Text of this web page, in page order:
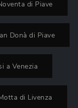
di Piave
Donà di Piave
a Venezia
di Livenza